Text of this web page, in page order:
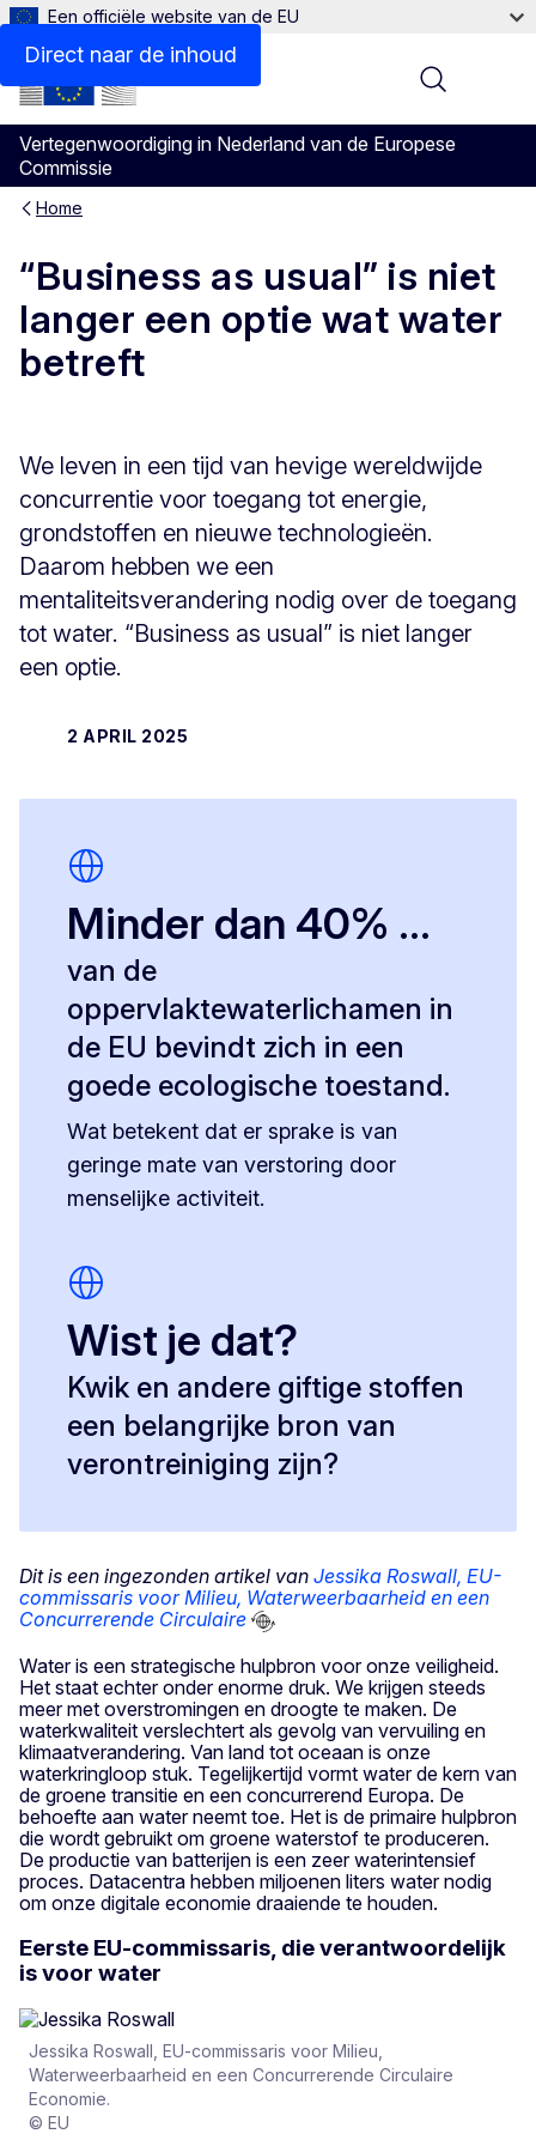
Direct naar de inhoud
Een officiële website van de EU
Vertegenwoordiging in Nederland van de Europese
Commissie
Menu
Home
“Business as usual” is niet
langer een optie wat water
betreft
We leven in een tijd van hevige wereldwijde
concurrentie voor toegang tot energie,
grondstoffen en nieuwe technologieën.
Daarom hebben we een
mentaliteitsverandering nodig over de toegang
tot water. “Business as usual” is niet langer
een optie.
2 APRIL 2025
Minder dan 40% ...
van de
oppervlaktewaterlichamen in
de EU bevindt zich in een
goede ecologische toestand.
Wat betekent dat er sprake is van
geringe mate van verstoring door
menselijke activiteit.
Wist je dat?
Kwik en andere giftige stoffen
een belangrijke bron van
verontreiniging zijn?
Dit is een ingezonden artikel van Jessika Roswall, EU-
commissaris voor Milieu, Waterweerbaarheid en een
Concurrerende Circulaire
Water is een strategische hulpbron voor onze veiligheid.
Het staat echter onder enorme druk. We krijgen steeds
meer met overstromingen en droogte te maken. De
waterkwaliteit verslechtert als gevolg van vervuiling en
klimaatverandering. Van land tot oceaan is onze
waterkringloop stuk. Tegelijkertijd vormt water de kern van
de groene transitie en een concurrerend Europa. De
behoefte aan water neemt toe. Het is de primaire hulpbron
die wordt gebruikt om groene waterstof te produceren.
De productie van batterijen is een zeer waterintensief
proces. Datacentra hebben miljoenen liters water nodig
om onze digitale economie draaiende te houden.
Eerste EU-commissaris, die verantwoordelijk
is voor water
Jessika Roswall, EU-commissaris voor Milieu,
Waterweerbaarheid en een Concurrerende Circulaire
Economie.
© EU